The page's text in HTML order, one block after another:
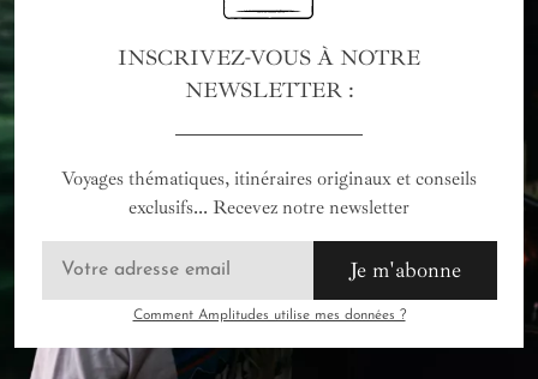
INSCRIVEZ-VOUS À NOTRE
NEWSLETTER :
Voyages thématiques, itinéraires originaux et conseils
exclusifs... Recevez notre newsletter
Je m'abonne
Comment Amplitudes utilise mes données ?